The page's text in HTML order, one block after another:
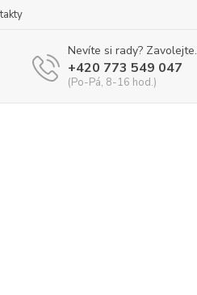
Nevíte si rady? Zavolejte.
+420 773 549 047
(Po-Pá, 8-16 hod.)